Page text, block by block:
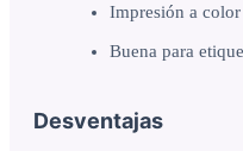
Impresión a color
Buena para
Desventajas